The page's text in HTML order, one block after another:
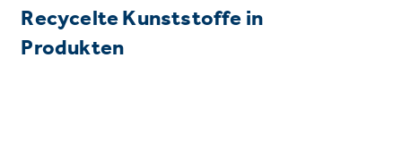
Recycelte Kunststoffe in
Produkten